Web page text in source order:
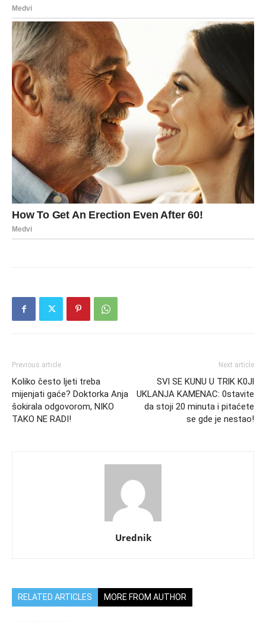
Previous article
Koliko često ljeti treba
mijenjati gaće? Doktorka Anja
šokirala odgovorom, NIKO
TAKO NE RADI!
Next article
SVl SE KUNU U TRlK K0Jl
UKLANJA KAMENAC: 0stavite
da stoji 20 minuta i pitaćete
se gde je nestao!
Urednik
RELATED ARTICLES MORE FROM AUTHOR